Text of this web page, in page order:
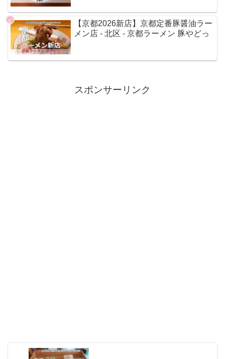
【京都2026新店】京都定番豚醤油ラー
メン店 - 北区 - 京都ラーメン 豚やどっ
スポンサーリンク